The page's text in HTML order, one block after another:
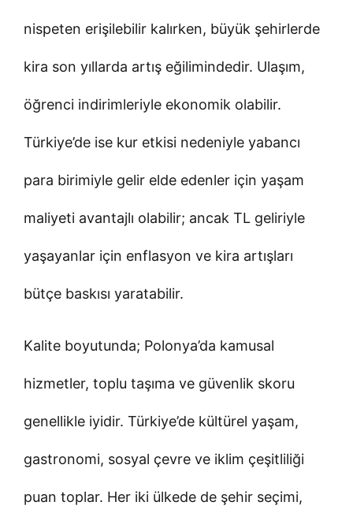
nispeten erişilebilir kalırken, büyük şehirlerde
kira son yıllarda artış eğilimindedir. Ulaşım,
öğrenci indirimleriyle ekonomik olabilir.
Türkiye’de ise kur etkisi nedeniyle yabancı
para birimiyle gelir elde edenler için yaşam
maliyeti avantajlı olabilir; ancak TL geliriyle
yaşayanlar için enflasyon ve kira artışları
bütçe baskısı yaratabilir.
Kalite boyutunda; Polonya’da kamusal
hizmetler, toplu taşıma ve güvenlik skoru
genellikle iyidir. Türkiye’de kültürel yaşam,
gastronomi, sosyal çevre ve iklim çeşitliliği
puan toplar. Her iki ülkede de şehir seçimi,